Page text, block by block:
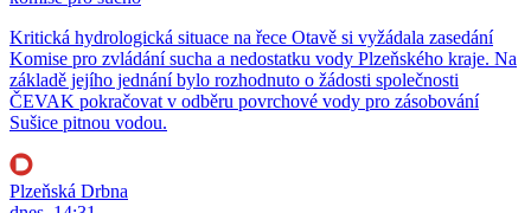
Kritická hydrologická situace na řece Otavě si vyžádala zasedání
Komise pro zvládání sucha a nedostatku vody Plzeňského kraje. Na
základě jejího jednání bylo rozhodnuto o žádosti společnosti
ČEVAK pokračovat v odběru povrchové vody pro zásobování
Sušice pitnou vodou.
Plzeňská Drbna